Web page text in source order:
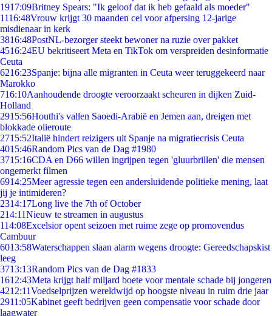
1917:09Britney Spears: "Ik geloof dat ik heb gefaald als moeder"
1116:48Vrouw krijgt 30 maanden cel voor afpersing 12-jarige
misdienaar in kerk
3816:48PostNL-bezorger steekt bewoner na ruzie over pakket
4516:24EU bekritiseert Meta en TikTok om verspreiden desinformatie
Ceuta
6216:23Spanje: bijna alle migranten in Ceuta weer teruggekeerd naar
Marokko
716:10Aanhoudende droogte veroorzaakt scheuren in dijken Zuid-
Holland
2915:56Houthi's vallen Saoedi-Arabië en Jemen aan, dreigen met
blokkade olieroute
2715:52Italië hindert reizigers uit Spanje na migratiecrisis Ceuta
4015:46Random Pics van de Dag #1980
3715:16CDA en D66 willen ingrijpen tegen 'gluurbrillen' die mensen
ongemerkt filmen
6914:25Meer agressie tegen een andersluidende politieke mening, laat
jij je intimideren?
2314:17Long live the 7th of October
214:11Nieuw te streamen in augustus
114:08Excelsior opent seizoen met ruime zege op promovendus
Cambuur
6013:58Waterschappen slaan alarm wegens droogte: Gereedschapskist
leeg
3713:13Random Pics van de Dag #1833
1612:43Meta krijgt half miljard boete voor mentale schade bij jongeren
4212:11Voedselprijzen wereldwijd op hoogste niveau in ruim drie jaar
2911:05Kabinet geeft bedrijven geen compensatie voor schade door
laagwater